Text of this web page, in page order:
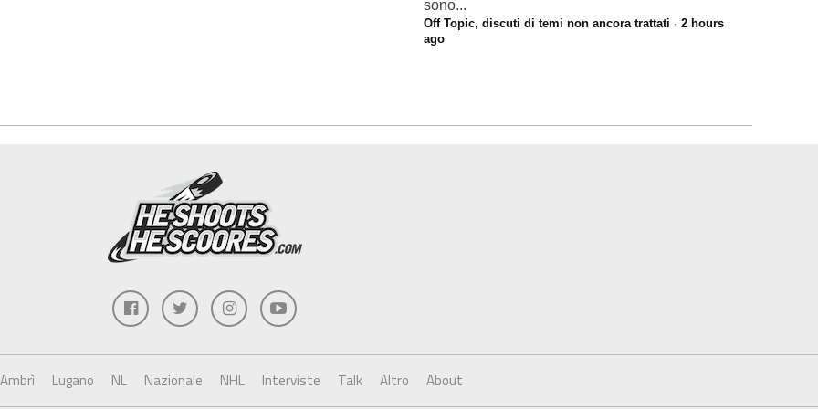
sono...
Off Topic, discuti di temi non ancora trattati · 2 hours
ago
Ambrì Lugano NL Nazionale NHL Interviste Talk Altro About